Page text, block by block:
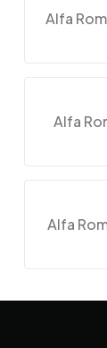
Alfa
Alfa
Alfa